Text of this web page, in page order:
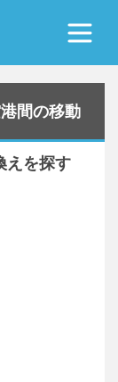
間の移動
えを探す